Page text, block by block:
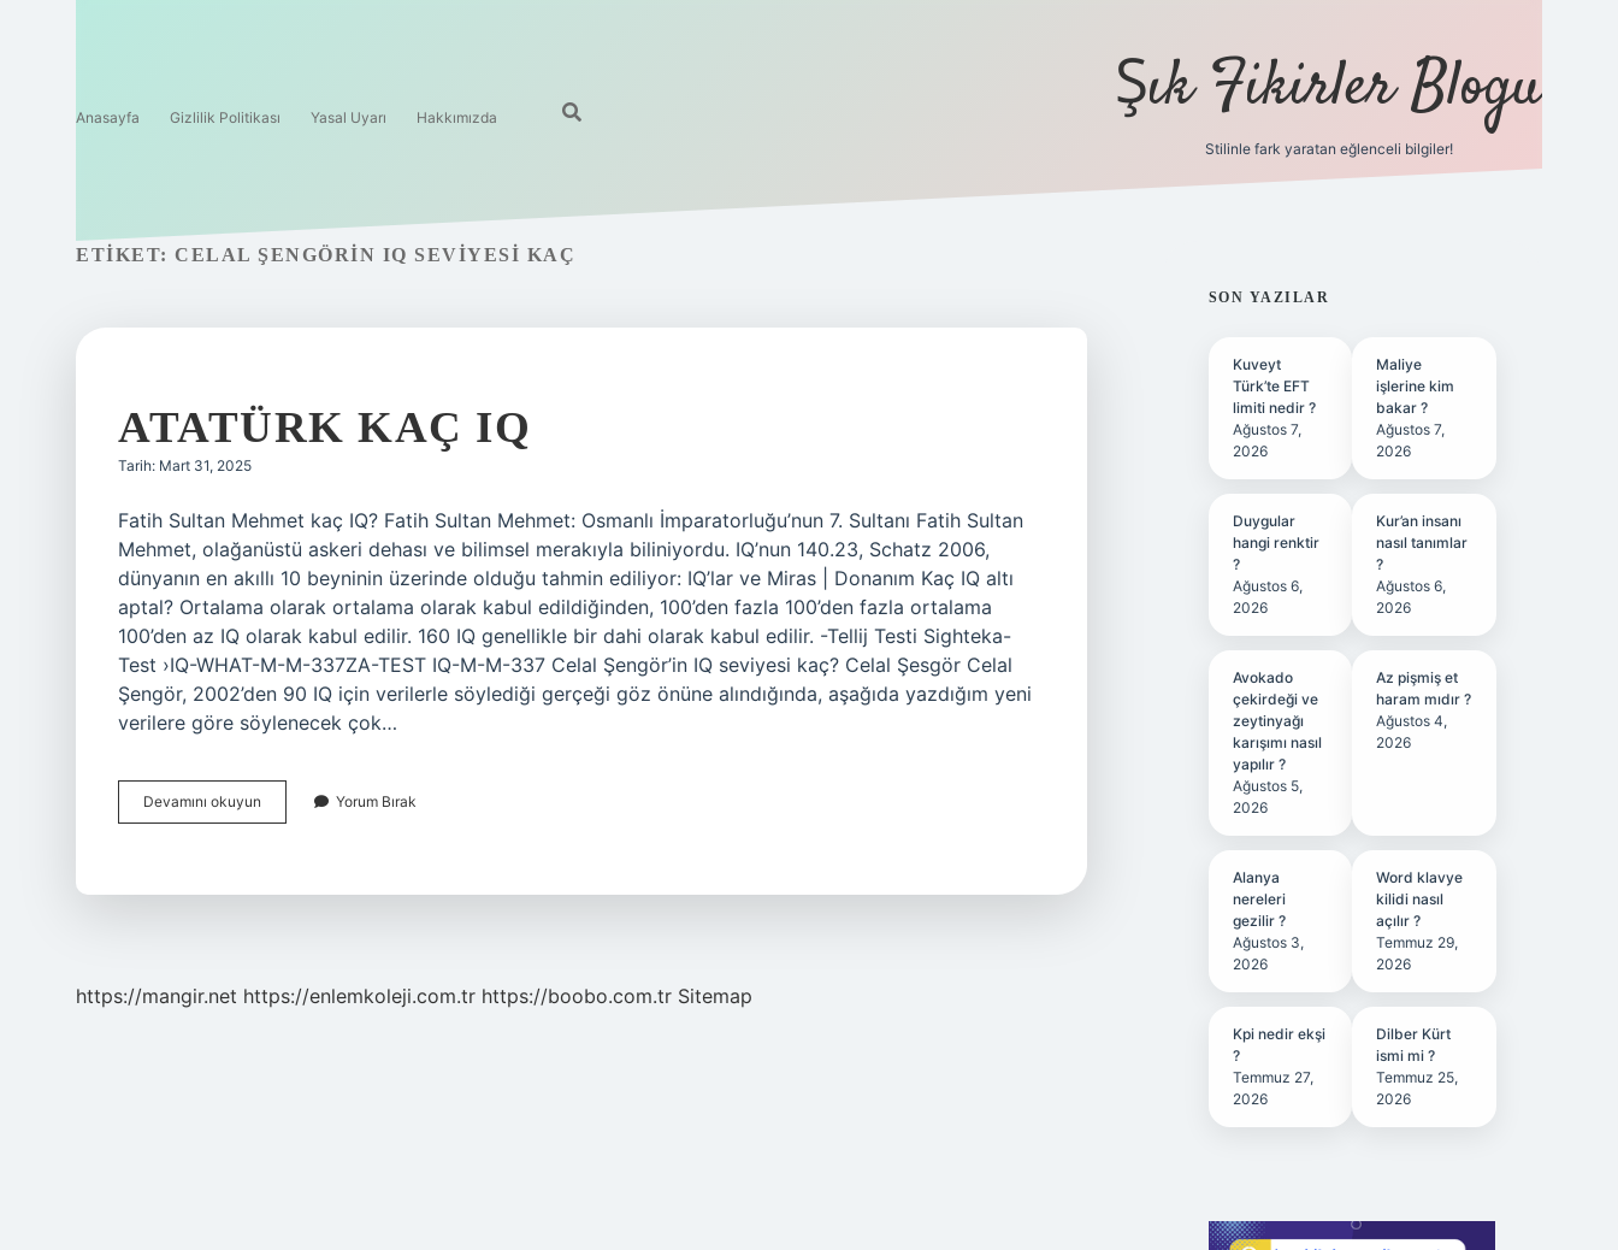
Anasayfa Gizlilik Politikası Yasal Uyarı Hakkımızda Şık Fikirler Blogu
Stilinle fark yaratan eğlenceli bilgiler!
ETIKET: CELAL ŞENGÖRIN IQ SEVIYESI KAÇ
ATATÜRK KAÇ IQ
Tarih: Mart 31, 2025
Fatih Sultan Mehmet kaç IQ? Fatih Sultan Mehmet: Osmanlı İmparatorluğu’nun 7. Sultanı Fatih Sultan
Mehmet, olağanüstü askeri dehası ve bilimsel merakıyla biliniyordu. IQ’nun 140.23, Schatz 2006,
dünyanın en akıllı 10 beyninin üzerinde olduğu tahmin ediliyor: IQ’lar ve Miras | Donanım Kaç IQ altı
aptal? Ortalama olarak ortalama olarak kabul edildiğinden, 100’den fazla 100’den fazla ortalama
100’den az IQ olarak kabul edilir. 160 IQ genellikle bir dahi olarak kabul edilir. -Tellij Testi Sighteka-
Test ›IQ-WHAT-M-M-337ZA-TEST IQ-M-M-337 Celal Şengör’in IQ seviyesi kaç? Celal Şesgör Celal
Şengör, 2002’den 90 IQ için verilerle söylediği gerçeği göz önüne alındığında, aşağıda yazdığım yeni
verilere göre söylenecek çok…
Devamını okuyun
Kaç
Yorum Bırak
https://mangir.net https://enlemkoleji.com.tr https://boobo.com.tr Sitemap
SIDEBAR
SON YAZILAR
Kuveyt
Türk’te EFT
limiti nedir ?
Ağustos 7,
2026
Maliye
işlerine kim
bakar ?
Ağustos 7,
2026
Duygular
hangi renktir
?
Ağustos 6,
2026
Kur’an insanı
nasıl tanımlar
?
Ağustos 6,
2026
Avokado
çekirdeği ve
zeytinyağı
karışımı nasıl
yapılır ?
Ağustos 5,
2026
Az pişmiş et
haram mıdır ?
Ağustos 4,
2026
Alanya
nereleri
gezilir ?
Ağustos 3,
2026
Word klavye
kilidi nasıl
açılır ?
Temmuz 29,
2026
Kpi nedir ekşi
?
Temmuz 27,
2026
Dilber Kürt
ismi mi ?
Temmuz 25,
2026